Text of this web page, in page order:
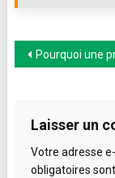
l’article
Pourquoi une présence en ligne professionnelle est devenue
Laisser un
Votre adresse
obligatoires